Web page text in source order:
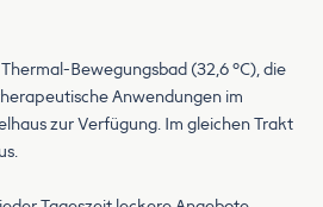
Bewegungsbad (32,6 °C), die
Anwendungen im
zur Verfügung. Im gleichen Trakt